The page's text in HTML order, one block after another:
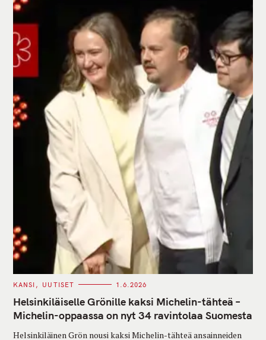
C
T
E
G
O
I
KANSI UUTISET 1.6.2026
Helsinkiläiselle Grönille kaksi Michelin-tähteä –
Michelin-oppaassa on nyt 34 ravintolaa Suomesta
Helsinkiläinen Grön nousi kaksi Michelin-tähteä ansainneiden